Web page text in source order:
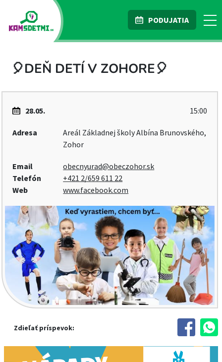
PODUJATIA
🎈DEŇ DETÍ V ZOHORE🎈
28.05. 15:00
Adresa
Areál Základnej školy Albína Brunovského,
Zohor
Email
obecnyurad@obeczohor.sk
Telefón
+421 2/659 611 22
Web
www.facebook.com
Zdieľať príspevok: